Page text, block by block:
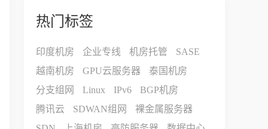
热门标签
印度机房 企业专线 机房托管
SASE
越南机房
GPU云服务器
泰国机房
分支组网
Linux IPv6
BGP机房
腾讯云
SDWAN组网
裸金属服务器